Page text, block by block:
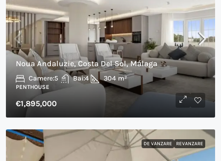
Noua Andaluzie, Costa Del Sol, Málaga
Camere:5 Bai:4 304 m²
PENTHOUSE
€1,895,000
DE VANZARE REVANZARE